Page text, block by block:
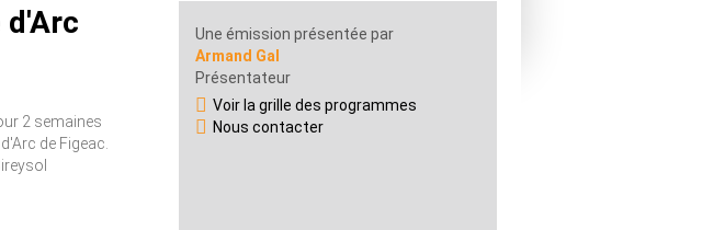
d'Arc
2 semaines
de Figeac.
Une émission présentée par
Armand Gal
Présentateur
Voir la grille des programmes
Nous contacter